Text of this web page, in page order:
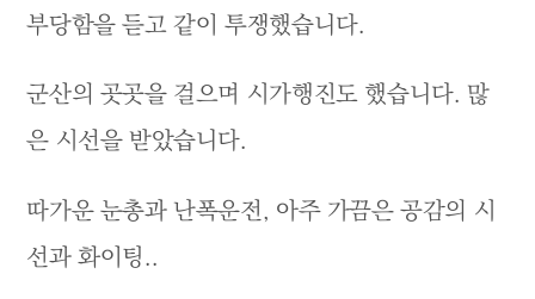
부당함을 듣고 같이 투쟁했습니다.
군산의 곳곳을 걸으며 시가행진도 했습니다. 많
은 시선을 받았습니다.
따가운 눈총과 난폭운전, 아주 가끔은 공감의 시
선과 화이팅..